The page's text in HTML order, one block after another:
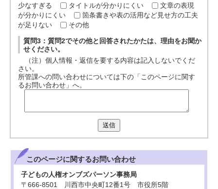
少なすぎる
タイトルが分かりにくい
文章の表現
が分かりにくい
箇条書きや表の活用など見せ方の工夫
が足りない
その他
質問3：質問2でその他と回答されたかたは、理由をお聞か
せください。
（注）個人情報・返信を要する内容は記入しないでくだ
さい。
所管課への問い合わせについては下の「このページに関す
るお問い合わせ」へ。
送信
このページに関するお問い合わせ
子どもの人権オンブズパーソン事務局
〒666-8501 川西市中央町12番1号 市役所5階